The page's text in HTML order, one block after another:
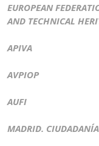
EUROPEAN
AND TECHNICAL
APIVA
AVPIOP
AUFI
MADRID.